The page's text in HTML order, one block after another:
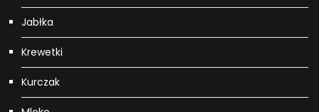
Jabłka
Krewetki
Kurczak